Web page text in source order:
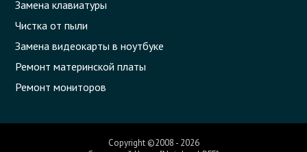
Замена клавиатуры
Чистка от пыли
Замена видеокарты в ноутбуке
Ремонт материнской платы
Ремонт мониторов
Copyright ©2008 - 2026